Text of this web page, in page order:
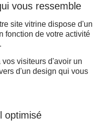
vous ressemble
site vitrine dispose d'un
fonction de votre activité
vos visiteurs d'avoir un
d'un design qui vous
optimisé